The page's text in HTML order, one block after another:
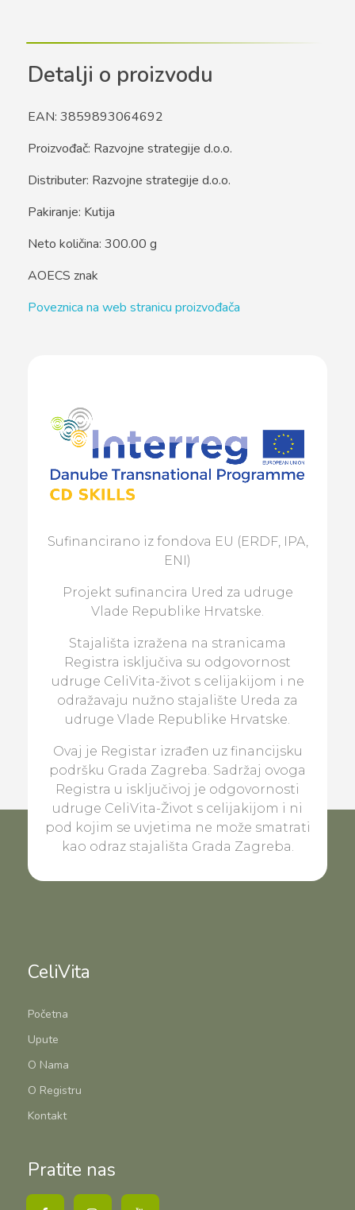
Detalji o proizvodu
EAN: 3859893064692
Proizvođač: Razvojne strategije d.o.o.
Distributer: Razvojne strategije d.o.o.
Pakiranje: Kutija
Neto količina: 300.00 g
AOECS znak
Poveznica na web stranicu proizvođača
Sufinancirano iz fondova EU (ERDF, IPA,
ENI)
Projekt sufinancira Ured za udruge
Vlade Republike Hrvatske.
Stajališta izražena na stranicama
Registra isključiva su odgovornost
udruge CeliVita-život s celijakijom i ne
odražavaju nužno stajalište Ureda za
udruge Vlade Republike Hrvatske.
Ovaj je Registar izrađen uz financijsku
podršku Grada Zagreba. Sadržaj ovoga
Registra u isključivoj je odgovornosti
udruge CeliVita-Život s celijakijom i ni
pod kojim se uvjetima ne može smatrati
kao odraz stajališta Grada Zagreba.
CeliVita
Početna
Upute
O Nama
O Registru
Kontakt
Pratite nas